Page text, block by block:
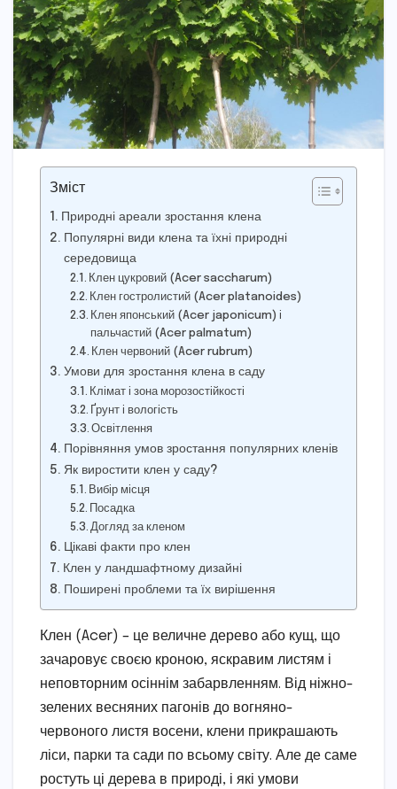
Зміст
Природні ареали зростання клена
Популярні види клена та їхні природні
середовища
Клен цукровий (Acer saccharum)
Клен гостролистий (Acer platanoides)
Клен японський (Acer japonicum) і
пальчастий (Acer palmatum)
Клен червоний (Acer rubrum)
Умови для зростання клена в саду
Клімат і зона морозостійкості
Ґрунт і вологість
Освітлення
Порівняння умов зростання популярних кленів
Як виростити клен у саду?
Вибір місця
Посадка
Догляд за кленом
Цікаві факти про клен
Клен у ландшафтному дизайні
Поширені проблеми та їх вирішення
Клен (Acer) – це величне дерево або кущ, що
зачаровує своєю кроною, яскравим листям і
неповторним осіннім забарвленням. Від ніжно-
зелених весняних пагонів до вогняно-
червоного листя восени, клени прикрашають
ліси, парки та сади по всьому світу. Але де саме
ростуть ці дерева в природі, і які умови